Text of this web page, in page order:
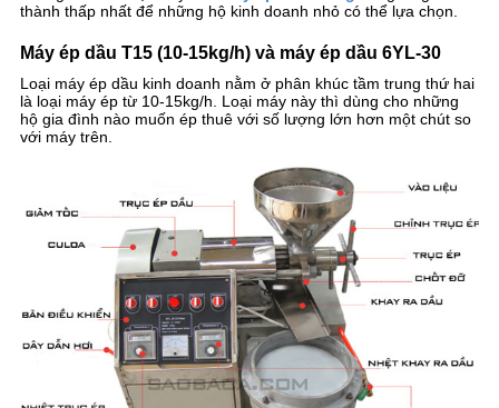
thành thấp nhất để những hộ kinh doanh nhỏ có thể lựa chọn.
Máy ép dầu T15 (10-15kg/h) và máy ép dầu 6YL-30
Loại máy ép dầu kinh doanh nằm ở phân khúc tầm trung thứ hai
là loại máy ép từ 10-15kg/h. Loại máy này thì dùng cho những
hộ gia đình nào muốn ép thuê với số lượng lớn hơn một chút so
với máy trên.